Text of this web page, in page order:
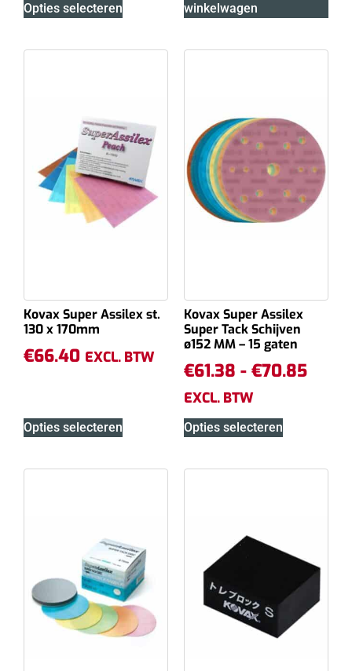
Opties selecteren
winkelwagen
Kovax Super Assilex st.
130 x 170mm
€66.40 EXCL. BTW
Opties selecteren
Kovax Super Assilex
Super Tack Schijven
ø152 MM – 15 gaten
€61.38 - €70.85
EXCL. BTW
Opties selecteren